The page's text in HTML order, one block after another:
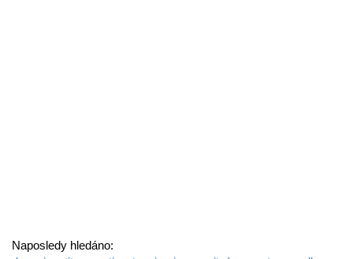
Naposledy hledáno: